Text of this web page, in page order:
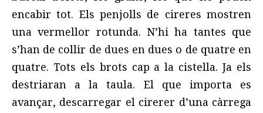
encabir tot. Els penjolls de cireres mostren
una vermellor rotunda. N’hi ha tantes que
s’han de collir de dues en dues o de quatre en
quatre. Tots els brots cap a la cistella. Ja els
destriaran a la taula. El que importa es
avançar, descarregar el cirerer d’una càrrega